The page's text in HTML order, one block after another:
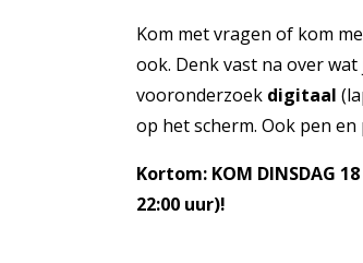
Kom met vragen of kom
ook. Denk vast na over
vooronderzoekdigitaal
op het scherm. Ook pen
Kortom: KOM DINSDAG
22:00 uur)!